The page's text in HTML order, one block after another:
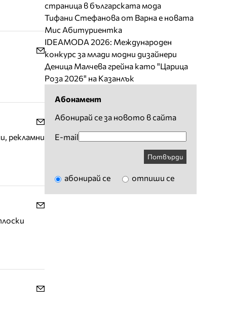
рекламни
страница в българската мода
Тифани Стефанова от Варна е новата
Мис Абитуриентка
IDEAMODA 2026: Международен
конкурс за млади модни дизайнери
Деница Малчева грейна като "Царица
Роза 2026" на Казанлък
Абонамент
Абонирай се за новото в сайта
E-mail
Потвърди
абонирай се отпиши се